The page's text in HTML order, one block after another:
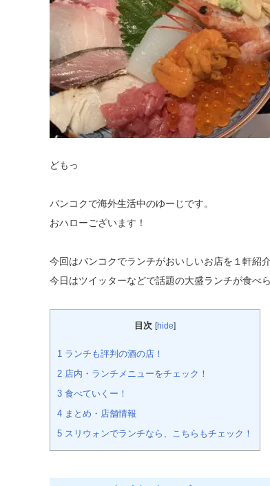
どもっ
バンコクで海外生活中のゆーじです。
おハローございます！
今回はバンコクでランチがおいしいお店を１軒紹
今日はツイッターなどで話題の大盛ランチが食べ
目次 [hide]
1 ランチも評判の酒の店！
2 店内・ランチメニューをチェック！
3 食べていくー！
4 まとめ・店舗情報
5 スリウォンでランチなら、こちらもチェック！